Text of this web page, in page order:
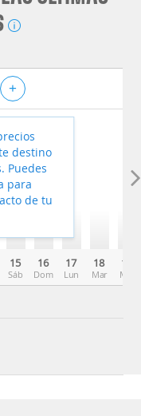
+
15
Sáb
16
Dom
17
Lun
18
Mar
19
Mié
destino
Puedes
para
de tu